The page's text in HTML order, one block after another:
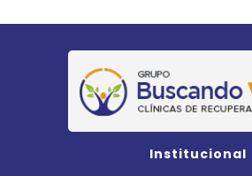
Institucional